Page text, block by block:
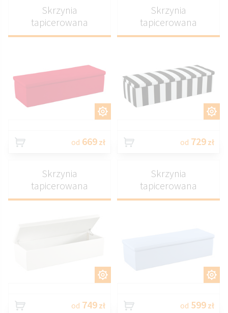
Skrzynia
tapicerowana
od 669 zł
Skrzynia
tapicerowana
od 729 zł
Skrzynia
tapicerowana
od 749 zł
Skrzynia
tapicerowana
od 599 zł